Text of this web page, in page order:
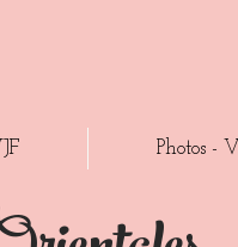
Photos -